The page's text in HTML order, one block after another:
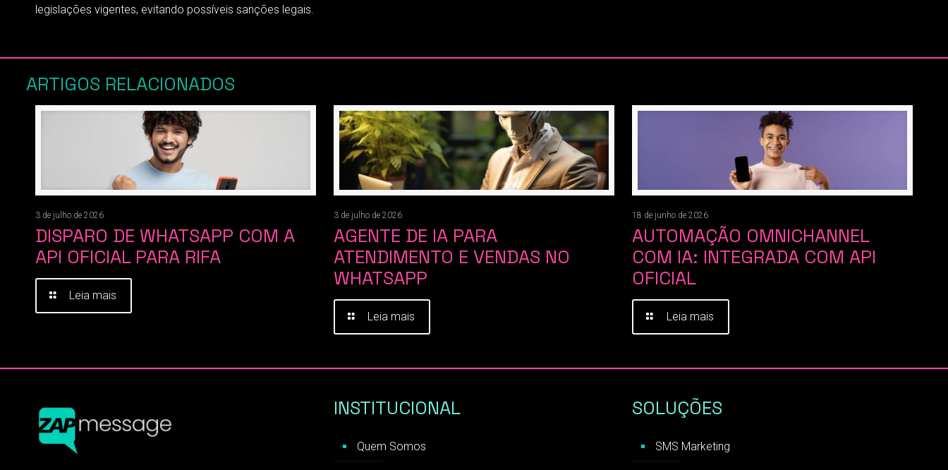
legislações vigentes, evitando possíveis sanções legais.
ARTIGOS RELACIONADOS
3 de julho de 2026
DISPARO DE WHATSAPP COM A
API OFICIAL PARA RIFA
Leia mais
3 de julho de 2026
AGENTE DE IA PARA
ATENDIMENTO E VENDAS NO
WHATSAPP
Leia mais
18 de junho de 2026
AUTOMAÇÃO OMNICHANNEL
COM IA: INTEGRADA COM API
OFICIAL
Leia mais
INSTITUCIONAL
Quem Somos
SOLUÇÕES
SMS Marketing